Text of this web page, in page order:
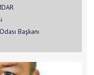
Başkanı